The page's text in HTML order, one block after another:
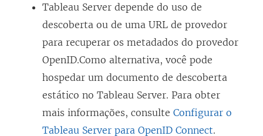
i
n
k
a
b
r
e
Tableau Server depende do uso de
descoberta ou de uma URL de provedor
para recuperar os metadados do provedor
OpenID.Como alternativa, você pode
hospedar um documento de descoberta
estático no Tableau Server. Para obter
mais informações, consulte Configurar o
Tableau Server para OpenID Connect.